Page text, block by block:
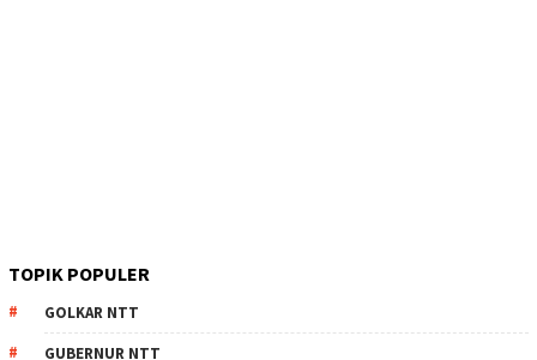
TOPIK POPULER
GOLKAR NTT
GUBERNUR NTT